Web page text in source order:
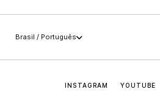
Brasil / Português
INSTAGRAM YOUTUBE